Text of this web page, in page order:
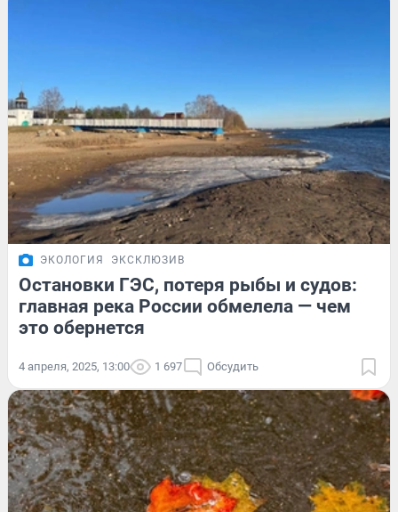
ЭКОЛОГИЯ ЭКСКЛЮЗИВ
Остановки ГЭС, потеря рыбы и судов:
главная река России обмелела — чем
это обернется
4 апреля, 2025, 13:00 1 697 Обсудить